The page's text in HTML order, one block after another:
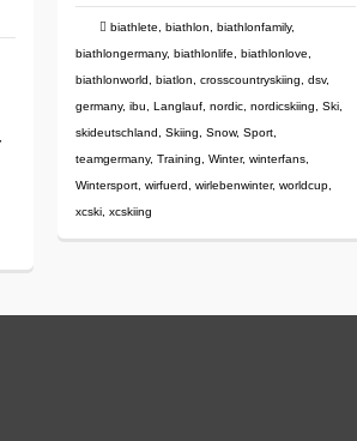
biathlete ,biathlon ,biathlonfamily,
biathlongermany,biathlonlife ,biathlonlove
biathlonworld
,biatlon ,crosscountryskiing ,dsv,
germany,ibu ,Langlauf ,nordic ,nordicskiing ,Ski
skideutschland
,Skiing ,Snow,Sport
teamgermany,Training ,Winter,winterfans
Wintersport ,wirfuerd ,wirlebenwinter,worldcup
xcski ,xcskiing